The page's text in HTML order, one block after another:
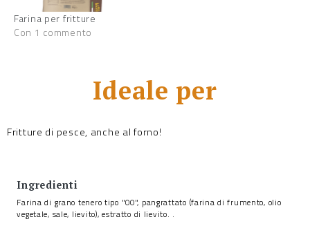
Farina per fritture
Con 1 commento
Ideale per
Fritture di pesce, anche al forno!
Ingredienti
Farina di grano tenero tipo "00", pangrattato (farina di frumento, olio
vegetale, sale, lievito), estratto di lievito. .